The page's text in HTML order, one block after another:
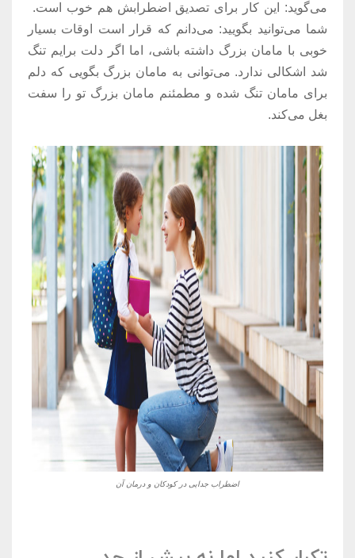
می‌گوید: این کار برای تصدیق اضطرابش هم خوب است.
شما می‌توانید بگویید: می‌دانم که قرار است اوقات بسیار
خوبی با مامان بزرگ داشته باشی، اما اگر دلت برایم تنگ
شد اشکالی ندارد. می‌توانی به مامان بزرگ بگویی که دلم
برای مامان تنگ شده و مطمئنم مامان بزرگ تو را سفت
بغل می‌کند.
اضطراب جدایی در کودکان و درمان آن